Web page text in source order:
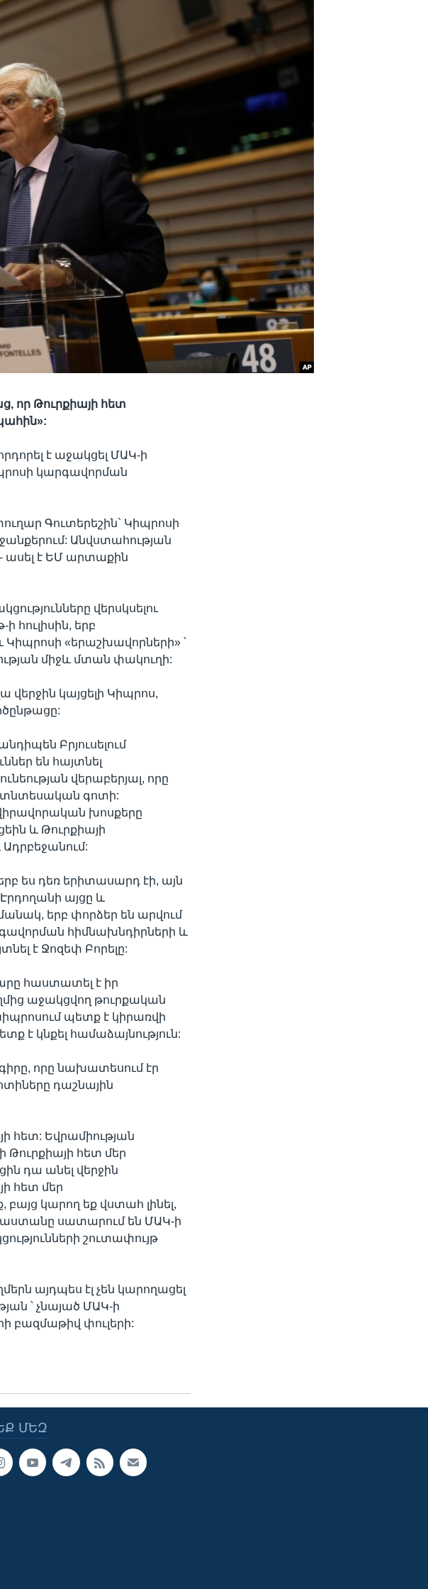
որ Թուրքիայի հետ
է աջակցել ՄԱԿ-ի
կարգավորման
Գուտերեշին` Կիպրոսի
Անվստահության
ասել է ԵՄ արտաքին
վերսկսելու
հուլիսին, երբ
Կիպրոսի «երաշխավորների» ՝
միջև մտան փակուղի:
վերջին կայցելի Կիպրոս,
Բրյուսելում
են հայտնել
վերաբերյալ, որը
տնտեսական գոտի:
խոսքերը
և Թուրքիայի
ես դեռ երիտասարդ էի, այն
այցը և
երբ փորձեր են արվում
հիմնախնդիրների և
է Ջոզեփ Բորելը:
հաստատել է իր
աջակցվող թուրքական
պետք է կիրառվի
է կնքել համաձայնություն:
որը նախատեսում էր
դաշնային
հետ: Եվրամիության
Թուրքիայի հետ մեր
դա անել վերջին
հետ մեր
կարող եք վստահ լինել,
սատարում են ՄԱԿ-ի
շուտափույթ
այդպես էլ չեն կարողացել
՝ չնայած ՄԱԿ-ի
բազմաթիվ փուլերի:
ՄԵԶ